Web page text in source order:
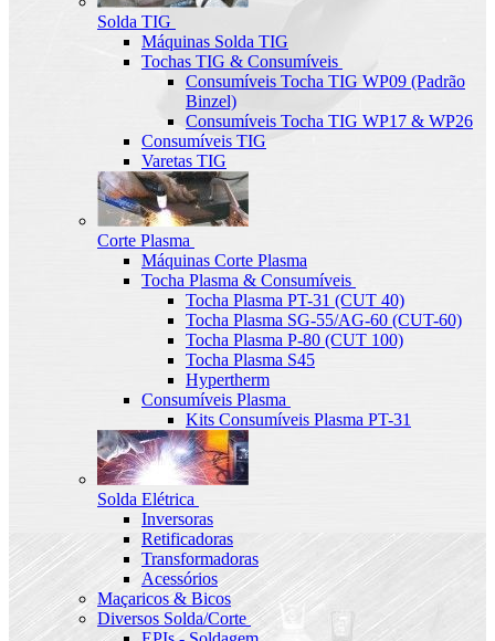
Solda TIG
Máquinas Solda TIG
Tochas TIG & Consumíveis
Consumíveis Tocha TIG WP09 (Padrão
Binzel)
Consumíveis Tocha TIG WP17 & WP26
Consumíveis TIG
Varetas TIG
Corte Plasma
Máquinas Corte Plasma
Tocha Plasma & Consumíveis
Tocha Plasma PT-31 (CUT 40)
Tocha Plasma SG-55/AG-60 (CUT-60)
Tocha Plasma P-80 (CUT 100)
Tocha Plasma S45
Hypertherm
Consumíveis Plasma
Kits Consumíveis Plasma PT-31
Solda Elétrica
Inversoras
Retificadoras
Transformadoras
Acessórios
Maçaricos & Bicos
Diversos Solda/Corte